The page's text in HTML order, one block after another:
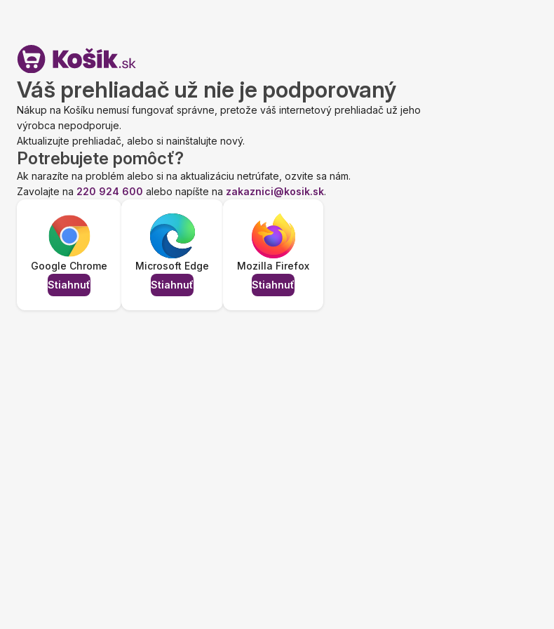
Váš prehliadač už nie je podporovaný
Nákup na Košíku nemusí fungovať správne, pretože váš internetový prehliadač už jeho
výrobca nepodporuje.
Aktualizujte prehliadač, alebo si nainštalujte nový.
Potrebujete pomôcť?
Ak narazíte na problém alebo si na aktualizáciu netrúfate, ozvite sa nám.
Zavolajte na 220 924 600 alebo napíšte na zakaznici@kosik.sk.
Google Chrome
Stiahnuť
Microsoft Edge
Stiahnuť
Mozilla Firefox
Stiahnuť